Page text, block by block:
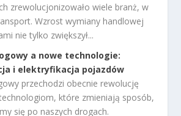
zrewolucjonizowało wiele branż, w
Wzrost wymiany handlowej
nie tylko zwiększył...
a nowe technologie:
i elektryfikacja pojazdów
przechodzi obecnie rewolucję
które zmieniają sposób,
się po naszych drogach.